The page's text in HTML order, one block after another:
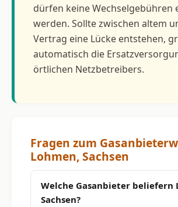
dürfen keine Wechselgebühren
werden. Sollte zwischen altem
Vertrag eine Lücke entstehen,
automatisch die
örtlichen Netzbetreibers.
Fragen zum
Lohmen, Sachsen
Welche Gasanbieter beliefern
Sachsen?